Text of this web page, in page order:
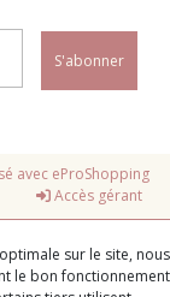
S'abonner
avec eProShopping
Accès gérant
sur le site, nous
le bon fonctionnement